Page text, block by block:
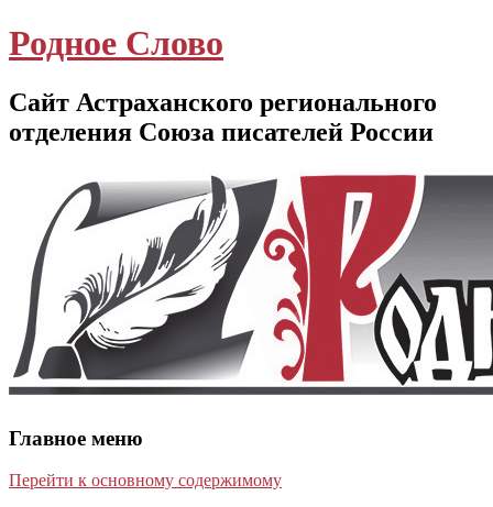
Родное Слово
Сайт Астраханского регионального
отделения Союза писателей России
Главное меню
Перейти к основному содержимому